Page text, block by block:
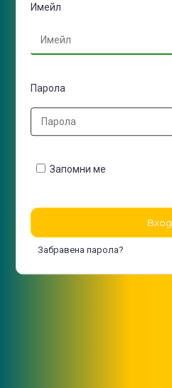
Имейл
Парола
Запомни ме
Вход
Забравена парола?